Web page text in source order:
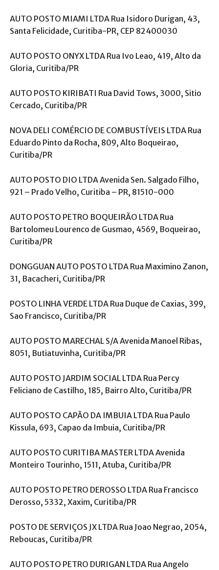
AUTO POSTO MIAMI LTDA Rua Isidoro Durigan, 43,
Santa Felicidade, Curitiba-PR, CEP 82400030
AUTO POSTO ONYX LTDA Rua Ivo Leao, 419, Alto da
Gloria, Curitiba/PR
AUTO POSTO KIRIBATI Rua David Tows, 3000, Sitio
Cercado, Curitiba/PR
NOVA DELI COMÉRCIO DE COMBUSTÍVEIS LTDA Rua
Eduardo Pinto da Rocha, 809, Alto Boqueirao,
Curitiba/PR
AUTO POSTO DIO LTDA Avenida Sen. Salgado Filho,
921 – Prado Velho, Curitiba – PR, 81510-000
AUTO POSTO PETRO BOQUEIRÃO LTDA Rua
Bartolomeu Lourenco de Gusmao, 4569, Boqueirao,
Curitiba/PR
DONGGUAN AUTO POSTO LTDA Rua Maximino Zanon,
31, Bacacheri, Curitiba/PR
POSTO LINHA VERDE LTDA Rua Duque de Caxias, 399,
Sao Francisco, Curitiba/PR
AUTO POSTO MARECHAL S/A Avenida Manoel Ribas,
8051, Butiatuvinha, Curitiba/PR
AUTO POSTO JARDIM SOCIAL LTDA Rua Percy
Feliciano de Castilho, 185, Bairro Alto, Curitiba/PR
AUTO POSTO CAPÃO DA IMBUIA LTDA Rua Paulo
Kissula, 693, Capao da Imbuia, Curitiba/PR
AUTO POSTO CURITIBA MASTER LTDA Avenida
Monteiro Tourinho, 1511, Atuba, Curitiba/PR
AUTO POSTO PETRO DEROSSO LTDA Rua Francisco
Derosso, 5332, Xaxim, Curitiba/PR
POSTO DE SERVIÇOS JX LTDA Rua Joao Negrao, 2054,
Reboucas, Curitiba/PR
AUTO POSTO PETRO DURIGAN LTDA Rua Angelo